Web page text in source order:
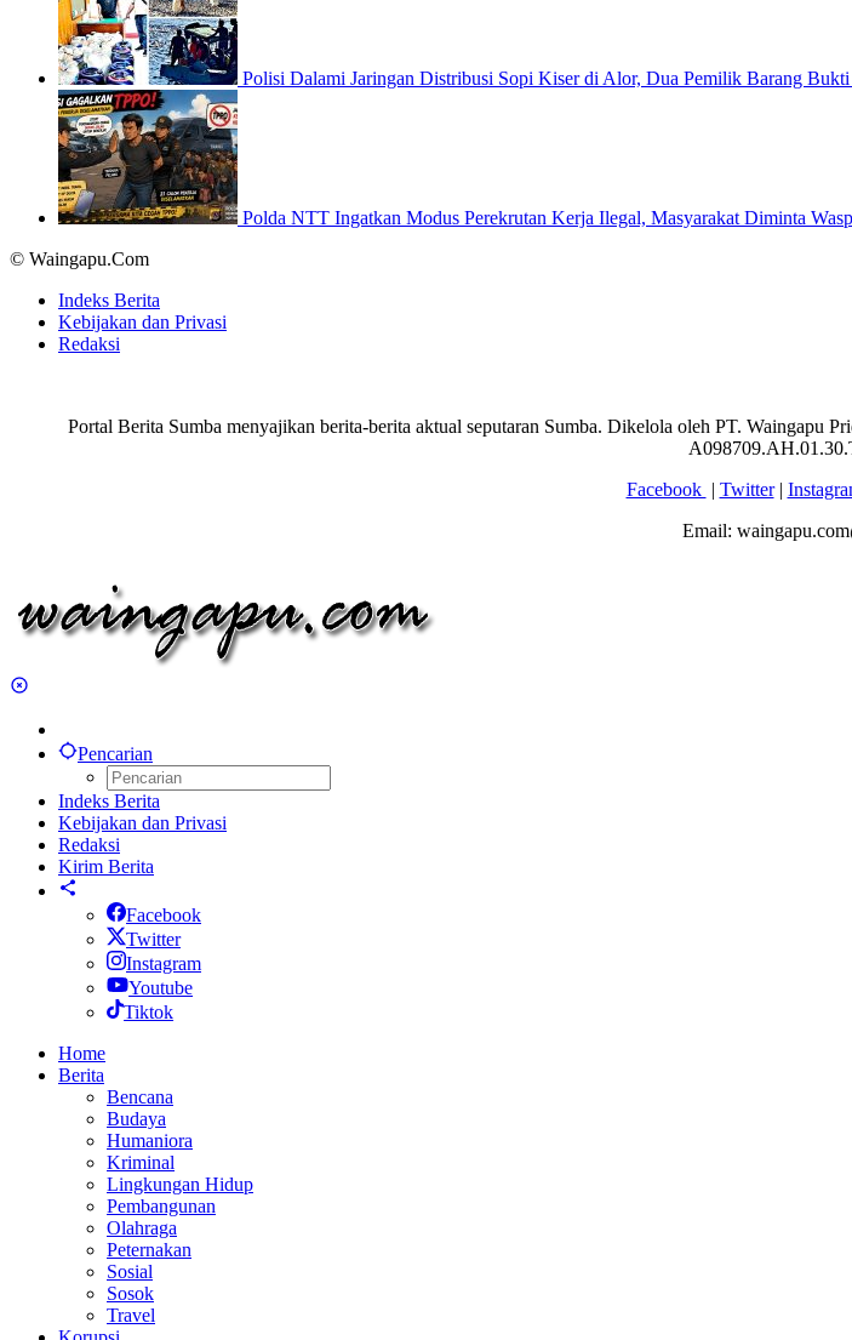
Polisi Dalami Jaringan Distribusi Sopi Kiser di Alor, Dua Pemilik Barang
Polda NTT Ingatkan Modus Perekrutan Kerja Ilegal, Masyarakat Diminta
© Waingapu.Com
Indeks Berita
Kebijakan dan Privasi
Redaksi
Portal Berita Sumba menyajikan berita-berita aktual seputaran Sumba. Dikelola oleh PT. Waingapu
Facebook | Twitter|
Email:
Pencarian
Indeks Berita
Kebijakan dan Privasi
Redaksi
Kirim Berita
Facebook
Twitter
Instagram
Youtube
Tiktok
Home
Berita
Bencana
Budaya
Humaniora
Kriminal
Lingkungan Hidup
Pembangunan
Olahraga
Peternakan
Sosial
Sosok
Travel